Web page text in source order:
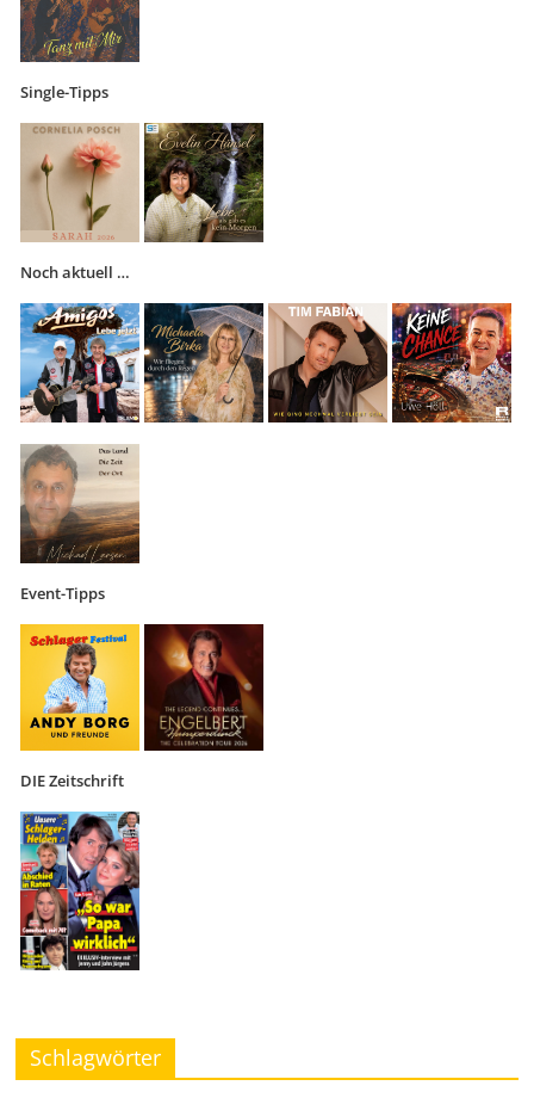
Single-Tipps
Noch aktuell …
Event-Tipps
DIE Zeitschrift
Schlagwörter